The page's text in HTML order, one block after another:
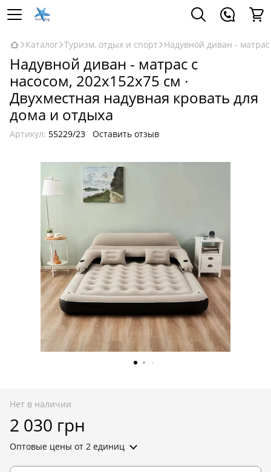
Каталог Туризм, отдых и спорт Надувной диван -
Надувной диван - матрас с
насосом, 202х152х75 см ∙
Двухместная надувная кровать для
дома и отдыха
Артикул: 55229/23 Оставить отзыв
Нет в наличии
2 030 грн
Оптовые цены от 2 единиц